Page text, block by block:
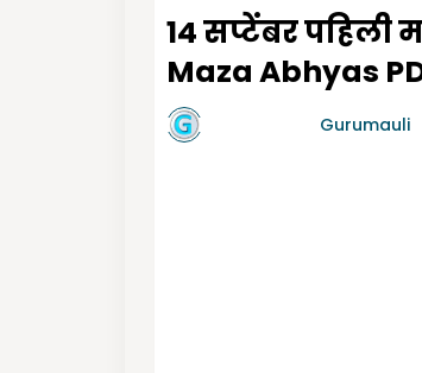
14 सप्टेंबर पहिली
Maza Abhyas
Gurumauli